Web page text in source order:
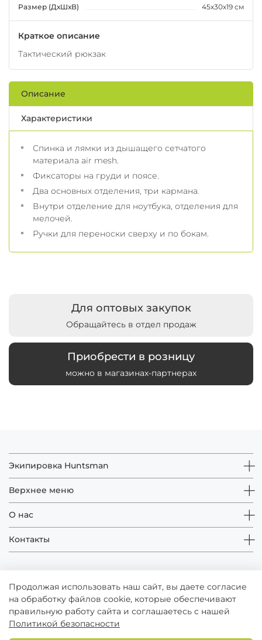
Размер (ДхШхВ)
45х30х19 см
Краткое описание
Тактический рюкзак
Описание
Характеристики
Спинка и лямки из дышащего сетчатого
материала air mesh.
Фиксаторы на груди и поясе.
Два основных отделения, три кармана.
Внутри отделение для ноутбука, отделения для
мелочей.
Ручки для переноски сверху и по бокам.
Для оптовых закупок
Обращайтесь в отдел продаж
Приобрести в розницу
можно в магазинах-партнерах
Экипировка Huntsman
Верхнее меню
О нас
Контакты
Продолжая использовать наш сайт, вы даете согласие
на обработку файлов cookie, которые обеспечивают
правильную работу сайта и соглашаетесь с нашей
Политикой безопасности